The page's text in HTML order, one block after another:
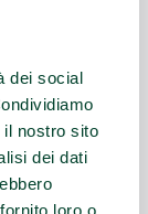
dei social
il nostro sito
dei dati
loro o